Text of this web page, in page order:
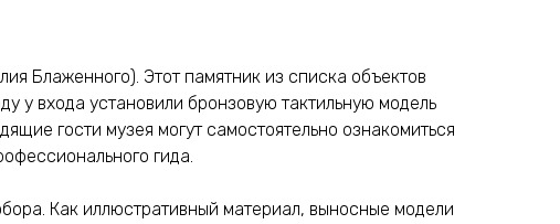
Блаженного). Этот памятник из списка объектов
у входа установили бронзовую тактильную модель
гости музея могут самостоятельно ознакомиться
гида.
Как иллюстративный материал, выносные модели